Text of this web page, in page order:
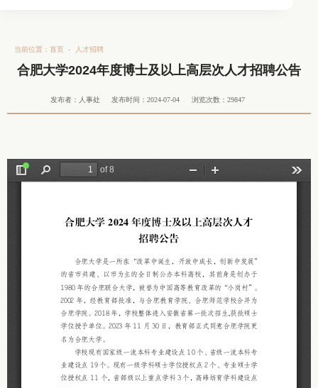
当前位置： 首页 - 人才招聘
合肥大学2024年度博士及以上高层次人才招聘公告
发布者：人事处 发布时间：2024-07-04 浏览次数： 29847